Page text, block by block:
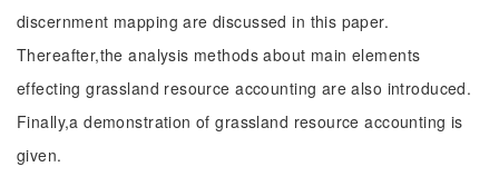
discernment mapping are discussed in this paper.
Thereafter,the analysis methods about main elements
effecting grassland resource accounting are also introduced.
Finally,a demonstration of grassland resource accounting is
given.